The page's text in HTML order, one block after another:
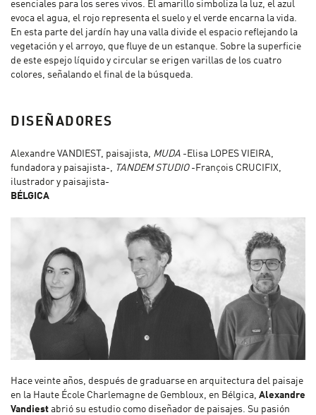
esenciales para los seres vivos. El amarillo simboliza la luz, el azul
evoca el agua, el rojo representa el suelo y el verde encarna la vida.
En esta parte del jardín hay una valla divide el espacio reflejando la
vegetación y el arroyo, que fluye de un estanque. Sobre la superficie
de este espejo líquido y circular se erigen varillas de los cuatro
colores, señalando el final de la búsqueda.
DISEÑADORES
Alexandre VANDIEST, paisajista, MUDA -Elisa LOPES VIEIRA,
fundadora y paisajista-, TANDEM STUDIO-François CRUCIFIX,
ilustrador y paisajista-
BÉLGICA
Hace veinte años, después de graduarse en arquitectura del paisaje
en la Haute École Charlemagne de Gembloux, en Bélgica, Alexandre
Vandiest abrió su estudio como diseñador de paisajes. Su pasión